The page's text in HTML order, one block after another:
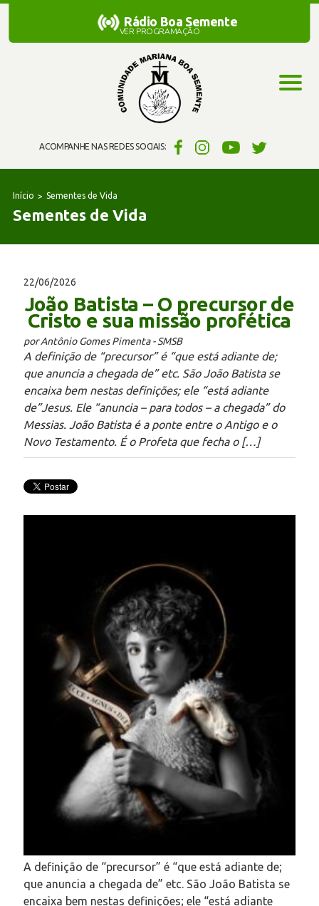
ACOMPANHE NAS REDES SOCIAIS:
Rádio Boa Semente
Rádio Boa Semente
VER PROGRAMAÇÃO
Início Sementes de Vida
Sementes de Vida
22/06/2026
João Batista – O precursor de
Cristo e sua missão profética
por Antônio Gomes Pimenta - SMSB
A definição de “precursor” é “que está adiante de;
que anuncia a chegada de” etc. São João Batista se
encaixa bem nestas definições; ele “está adiante
de”Jesus. Ele “anuncia – para todos – a chegada” do
Messias. João Batista é a ponte entre o Antigo e o
Novo Testamento. É o Profeta que fecha o […]
A definição de “precursor” é “que está adiante de;
que anuncia a chegada de” etc. São João Batista se
encaixa bem nestas definições; ele “está adiante